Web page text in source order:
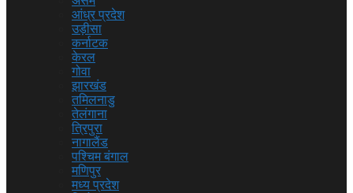
आंध्र प्रदेश
उड़ीसा
कर्नाटक
केरल
गोवा
झारखंड
तमिलनाडु
तेलंगाना
त्रिपुरा
नागालैंड
पश्चिम बंगाल
मणिपुर
मध्य प्रदेश